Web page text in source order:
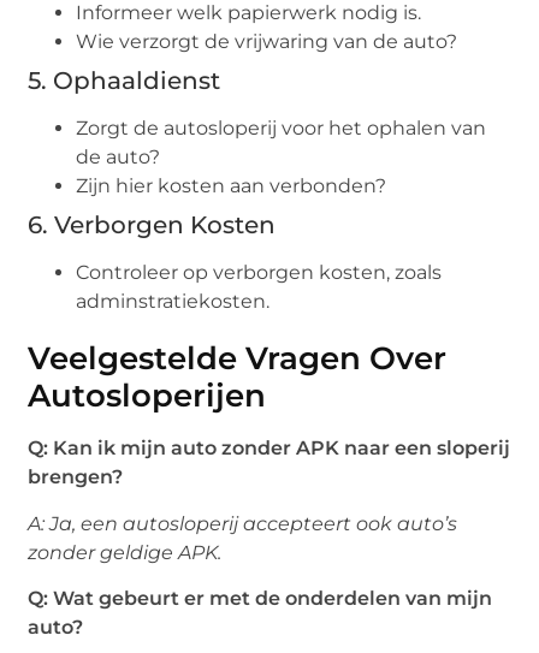
Informeer welk papierwerk nodig is.
Wie verzorgt de vrijwaring van de auto?
5. Ophaaldienst
Zorgt de autosloperij voor het ophalen van
de auto?
Zijn hier kosten aan verbonden?
6. Verborgen Kosten
Controleer op verborgen kosten, zoals
adminstratiekosten.
Veelgestelde Vragen Over
Autosloperijen
Q: Kan ik mijn auto zonder APK naar een sloperij
brengen?
A: Ja, een autosloperij accepteert ook auto’s
zonder geldige APK.
Q: Wat gebeurt er met de onderdelen van mijn
auto?